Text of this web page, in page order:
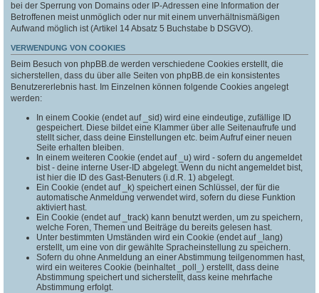
bei der Sperrung von Domains oder IP-Adressen eine Information der
Betroffenen meist unmöglich oder nur mit einem unverhältnismäßigen
Aufwand möglich ist (Artikel 14 Absatz 5 Buchstabe b DSGVO).
VERWENDUNG VON COOKIES
Beim Besuch von phpBB.de werden verschiedene Cookies erstellt, die
sicherstellen, dass du über alle Seiten von phpBB.de ein konsistentes
Benutzererlebnis hast. Im Einzelnen können folgende Cookies angelegt
werden:
In einem Cookie (endet auf _sid) wird eine eindeutige, zufällige ID
gespeichert. Diese bildet eine Klammer über alle Seitenaufrufe und
stellt sicher, dass deine Einstellungen etc. beim Aufruf einer neuen
Seite erhalten bleiben.
In einem weiteren Cookie (endet auf _u) wird - sofern du angemeldet
bist - deine interne User-ID abgelegt. Wenn du nicht angemeldet bist,
ist hier die ID des Gast-Benuters (i.d.R. 1) abgelegt.
Ein Cookie (endet auf _k) speichert einen Schlüssel, der für die
automatische Anmeldung verwendet wird, sofern du diese Funktion
aktiviert hast.
Ein Cookie (endet auf _track) kann benutzt werden, um zu speichern,
welche Foren, Themen und Beiträge du bereits gelesen hast.
Unter bestimmten Umständen wird ein Cookie (endet auf _lang)
erstellt, um eine von dir gewählte Spracheinstellung zu speichern.
Sofern du ohne Anmeldung an einer Abstimmung teilgenommen hast,
wird ein weiteres Cookie (beinhaltet _poll_) erstellt, dass deine
Abstimmung speichert und sicherstellt, dass keine mehrfache
Abstimmung erfolgt.